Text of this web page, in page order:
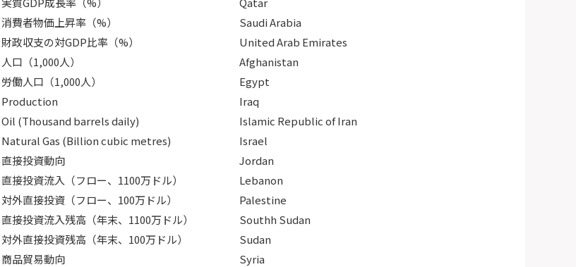
消費者物価上昇率（%）
財政収支の対GDP比率（%）
人口（1,000人）
労働人口（1,000人）
Production
Oil (Thousand barrels daily)
Natural Gas (Billion cubic metres)
直接投資動向
直接投資流入（フロー、1100万ドル）
対外直接投資（フロー、100万ドル）
直接投資流入残高（年末、1100万ドル）
対外直接投資残高（年末、100万ドル）
商品貿易動向
Saudi Arabia
United Arab Emirates
Afghanistan
Egypt
Iraq
Islamic Republic of Iran
Israel
Jordan
Lebanon
Palestine
Southh Sudan
Sudan
Syria